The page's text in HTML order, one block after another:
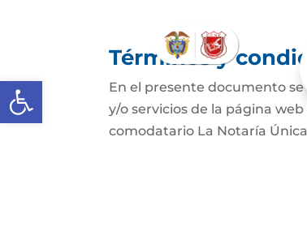
Abrir barra de herramientas
Términos y
En el presente documento se
y/o servicios de la página
comodatario La Notaría